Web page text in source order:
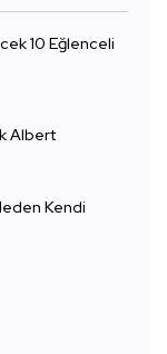
10 Eğlenceli
Albert
Kendi